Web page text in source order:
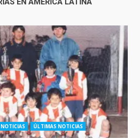
NOTICIAS ÚLTIMAS NOTICIAS